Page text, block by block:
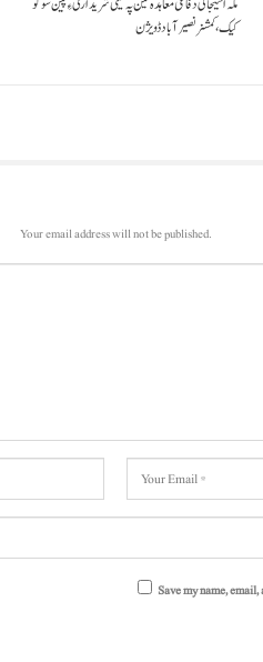
مکہ اسیجائی دفاعی معاہدہ تین پہ تینی شریداری ءِ پین سوگو
کیک،کمشنر نصیرآباد ڈویژن
Your email address will not be published.
Save my name,